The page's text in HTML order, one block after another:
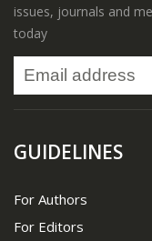
issues, journals and
today
GUIDELINES
For Authors
For Editors